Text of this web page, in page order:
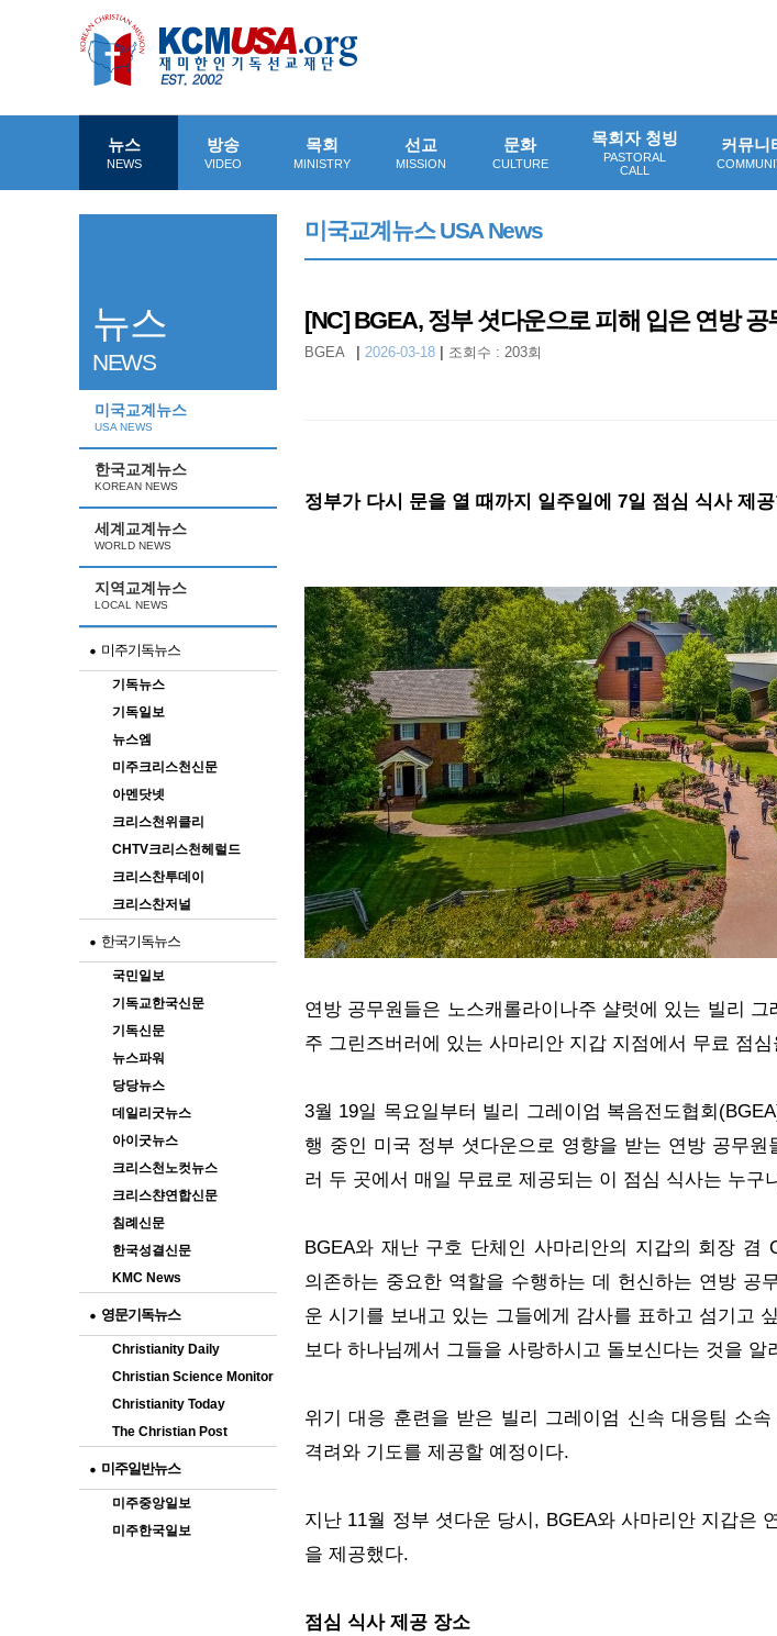
뉴스
NEWS
방송
VIDEO
목회
MINISTRY
선교
MISSION
문화
CULTURE
목회자 청빙
PASTORAL
CALL
커뮤니
뉴스
NEWS
미국교계뉴스
USA NEWS
한국교계뉴스
KOREAN NEWS
세계교계뉴스
WORLD NEWS
지역교계뉴스
LOCAL NEWS
미주기독뉴스
기독뉴스
기독일보
뉴스엠
미주크리스천신문
아멘닷넷
크리스천위클리
CHTV크리스천헤럴드
크리스찬투데이
크리스찬저널
한국기독뉴스
국민일보
기독교한국신문
기독신문
뉴스파워
당당뉴스
데일리굿뉴스
아이굿뉴스
크리스천노컷뉴스
크리스챤연합신문
침례신문
한국성결신문
KMC News
영문기독뉴스
Christianity Daily
Christian Science Monitor
Christianity Today
The Christian Post
미주일반뉴스
미주중앙일보
미주한국일보
미국교계뉴스 USA News
[NC] BGEA, 정부 셧다운으로 피해 입은 연방
BGEA 2026-03-18 조회수 : 203회
정부가 다시 문을 열 때까지 일주일에 7일 점심 식사 제
연방 공무원들은 노스캐롤라이나주 샬럿에 있는 빌리
주 그린즈버러에 있는 사마리안 지갑 지점에서 무료 점
3월 19일 목요일부터 빌리 그레이엄 복음전도협회
행 중인 미국 정부 셧다운으로 영향을 받는 연방 공무
러 두 곳에서 매일 무료로 제공되는 이 점심 식사는 누구
BGEA와 재난 구호 단체인 사마리안의 지갑의 회장 겸
의존하는 중요한 역할을 수행하는 데 헌신하는 연방 공
운 시기를 보내고 있는 그들에게 감사를 표하고 섬기고
보다 하나님께서 그들을 사랑하시고 돌보신다는 것을 알
위기 대응 훈련을 받은 빌리 그레이엄 신속 대응팀 소
격려와 기도를 제공할 예정이다.
지난 11월 정부 셧다운 당시, BGEA와 사마리안 지갑은
을 제공했다.
점심 식사 제공 장소